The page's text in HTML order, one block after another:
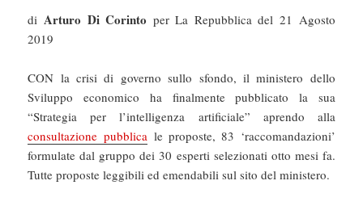
di Arturo Di Corinto per La Repubblica del 21 Agosto
2019
CON la crisi di governo sullo sfondo, il ministero dello
Sviluppo economico ha finalmente pubblicato la sua
“Strategia per l’intelligenza artificiale” aprendo alla
consultazione pubblica le proposte, 83 ‘raccomandazioni’
formulate dal gruppo dei 30 esperti selezionati otto mesi fa.
Tutte proposte leggibili ed emendabili sul sito del ministero.